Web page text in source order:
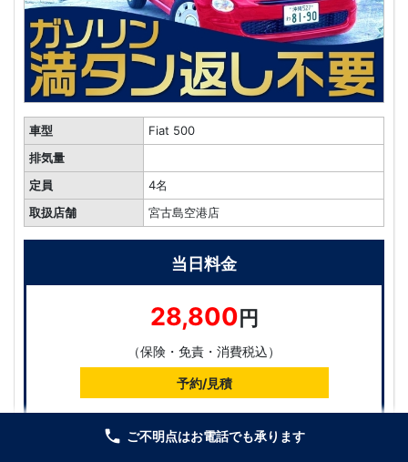
車型
Fiat 500
排気量
定員
4名
取扱店舗
宮古島空港店
当日料金
28,800円
（保険・免責・消費税込）
予約/見積
local_phone ご不明点はお電話でも承ります
ご不明点は店舗までお気軽にお電話ください。（無料）